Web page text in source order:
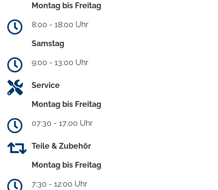
Montag bis Freitag
8:00 - 18:00 Uhr
Samstag
9:00 - 13:00 Uhr
Service
Montag bis Freitag
07:30 - 17:00 Uhr
Teile & Zubehör
Montag bis Freitag
7:30 - 12:00 Uhr